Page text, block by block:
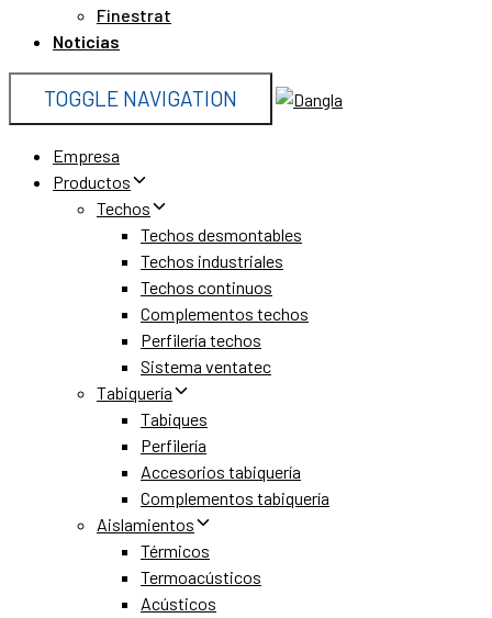
Finestrat
Noticias
TOGGLE NAVIGATION
Empresa
Productos
Techos
Techos desmontables
Techos industriales
Techos continuos
Complementos techos
Perfilería techos
Sistema ventatec
Tabiquería
Tabiques
Perfilería
Accesorios tabiquería
Complementos tabiquería
Aislamientos
Térmicos
Termoacústicos
Acústicos